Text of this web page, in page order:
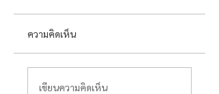
ความคิดเห็น
เขียนความคิดเห็น